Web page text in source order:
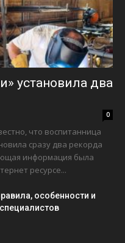
установила два
0
что воспитанница
сразу два рекорда
информация была
ресурсе...
особенности и